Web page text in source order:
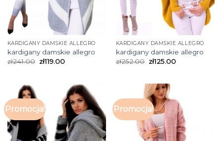
KARDIGANY DAMSKIE ALLEGRO
kardigany damskie allegro
zł241.00 zł119.00
KARDIGANY DAMSKIE ALLEGRO
kardigany damskie allegro
zł252.00 zł125.00
Promocja! Promocja!